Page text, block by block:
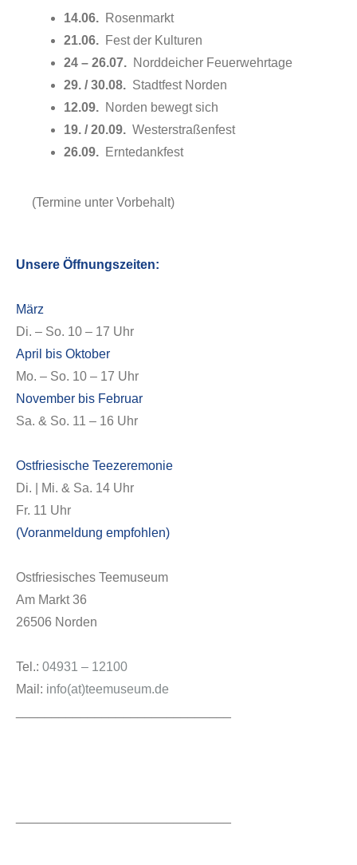
Veranstaltungen
14.06. Rosenmarkt
21.06. Fest der Kulturen
24 – 26.07. Norddeicher Feuerwehrtage
29. / 30.08. Stadtfest Norden
12.09. Norden bewegt sich
19. / 20.09. Westerstraßenfest
26.09. Erntedankfest
(Termine unter Vorbehalt)
Unsere Öffnungszeiten:
März
Di. – So. 10 – 17 Uhr
April bis Oktober
Mo. – So. 10 – 17 Uhr
November bis Februar
Sa. & So. 11 – 16 Uhr
Ostfriesische Teezeremonie
Di. | Mi. & Sa. 14 Uhr
Fr. 11 Uhr
(Voranmeldung empfohlen)
Ostfriesisches Teemuseum
Am Markt 36
26506 Norden
Tel.: 04931 – 12100
Mail: info(at)teemuseum.de